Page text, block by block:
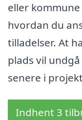
eller
hvordan du
tilladelser. At
plads vil
senere i
Indhent 3